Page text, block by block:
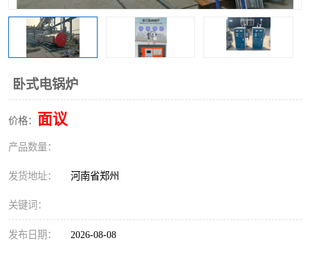
卧式电锅炉
价格： 面议
产品数量：
发货地址： 河南省郑州
关键词：
发布日期： 2026-08-08